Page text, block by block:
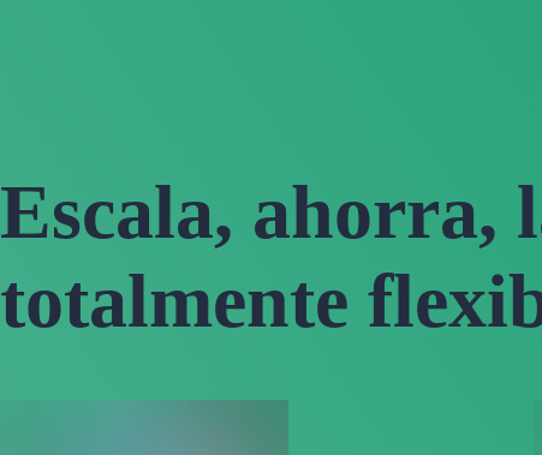
Escala, ahorra,
totalmente